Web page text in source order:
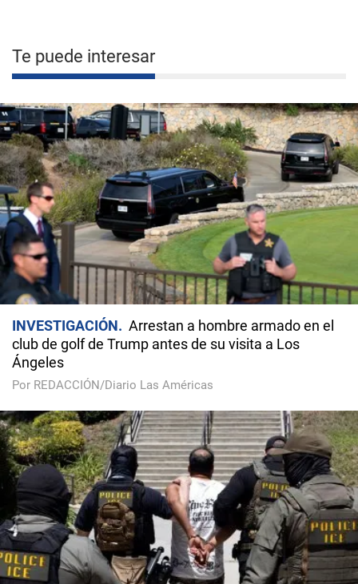
Te puede interesar
INVESTIGACIÓN
Arrestan a hombre armado en el
club de golf de Trump antes de su visita a Los
Ángeles
Por REDACCIÓN/Diario Las Américas